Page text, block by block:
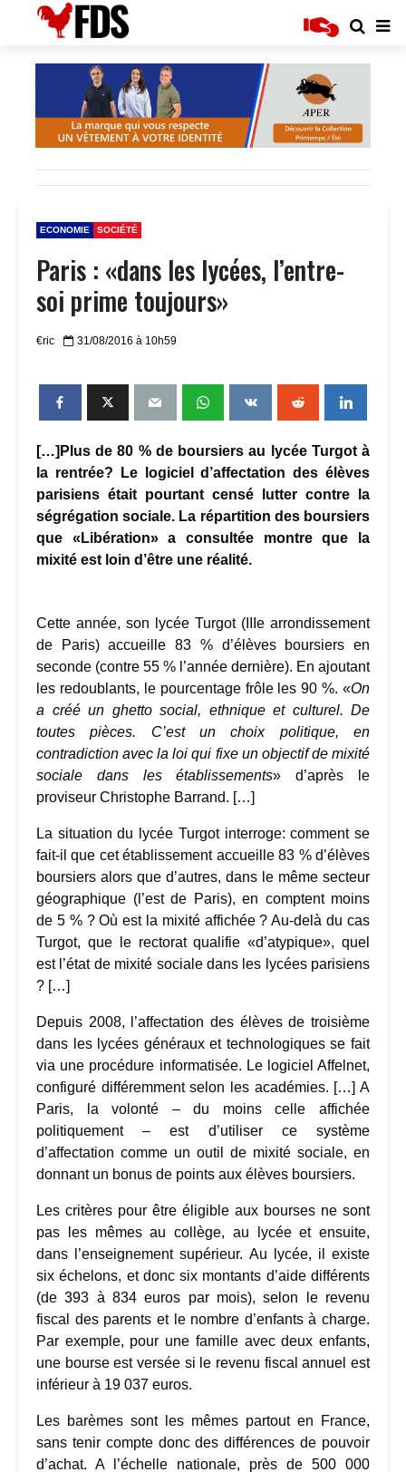
ECONOMIE SOCIÉTÉ
Paris : «dans les lycées, l’entre-
soi prime toujours»
€ric 31/08/2016 à 10h59
[…]Plus de 80 % de boursiers au lycée Turgot à
la rentrée? Le logiciel d’affectation des élèves
parisiens était pourtant censé lutter contre la
ségrégation sociale. La répartition des boursiers
que «Libération» a consultée montre que la
mixité est loin d’être une réalité.
Cette année, son lycée Turgot (IIIe arrondissement
de Paris) accueille 83 % d’élèves boursiers en
seconde (contre 55 % l’année dernière). En ajoutant
les redoublants, le pourcentage frôle les 90 %. «On
a créé un ghetto social, ethnique et culturel. De
toutes pièces. C’est un choix politique, en
contradiction avec la loi qui fixe un objectif de mixité
sociale dans les établissements» d’après le
proviseur Christophe Barrand. […]
La situation du lycée Turgot interroge: comment se
fait-il que cet établissement accueille 83 % d’élèves
boursiers alors que d’autres, dans le même secteur
géographique (l’est de Paris), en comptent moins
de 5 % ? Où est la mixité affichée ? Au-delà du cas
Turgot, que le rectorat qualifie «d’atypique», quel
est l’état de mixité sociale dans les lycées parisiens
? […]
Depuis 2008, l’affectation des élèves de troisième
dans les lycées généraux et technologiques se fait
via une procédure informatisée. Le logiciel Affelnet,
configuré différemment selon les académies. […] A
Paris, la volonté – du moins celle affichée
politiquement – est d’utiliser ce système
d’affectation comme un outil de mixité sociale, en
donnant un bonus de points aux élèves boursiers.
Les critères pour être éligible aux bourses ne sont
pas les mêmes au collège, au lycée et ensuite,
dans l’enseignement supérieur. Au lycée, il existe
six échelons, et donc six montants d’aide différents
(de 393 à 834 euros par mois), selon le revenu
fiscal des parents et le nombre d’enfants à charge.
Par exemple, pour une famille avec deux enfants,
une bourse est versée si le revenu fiscal annuel est
inférieur à 19 037 euros.
Les barèmes sont les mêmes partout en France,
sans tenir compte donc des différences de pouvoir
d’achat. A l’échelle nationale, près de 500 000